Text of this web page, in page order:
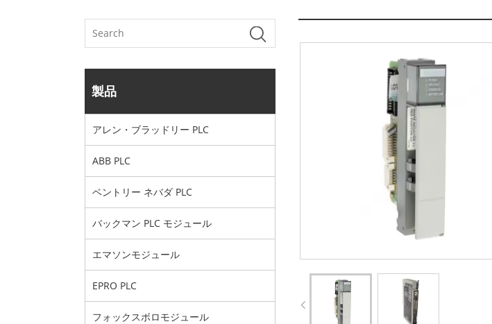
製品
アレン・ブラッドリー PLC
ABB PLC
ベントリー ネバダ PLC
バックマン PLC モジュール
エマソンモジュール
EPRO PLC
フォックスボロモジュール